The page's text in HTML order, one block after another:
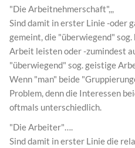
"Die Arbeitnehmerschaft",,,
Sind damit in erster Linie -oder
gemeint, die "überwiegend"
Arbeit leisten oder -zumindest
"überwiegend" sog. geistige
Wenn "man" beide
Problem, denn die Interessen
oftmals unterschiedlich.
"Die Arbeiter"….
Sind damit in erster Linie die